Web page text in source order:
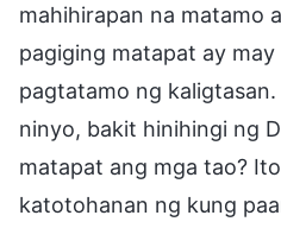
mahihirapan na matamo
pagiging matapat ay may
pagtatamo ng
ninyo, bakit hinihingi ng
matapat ang mga tao?
katotohanan ng kung